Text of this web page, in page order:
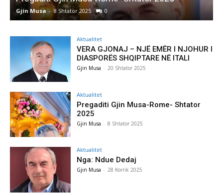
Gjin Musa - 8 Shtator 2025 0
Aktualitet
VERA GJONAJ – NJË EMËR I NJOHUR I
DIASPORËS SHQIPTARE NË ITALI
Gjin Musa - 20 Shtator 2025
Aktualitet
Pregaditi Gjin Musa-Rome- Shtator
2025
Gjin Musa - 8 Shtator 2025
Aktualitet
Nga: Ndue Dedaj
Gjin Musa - 28 Korrik 2025